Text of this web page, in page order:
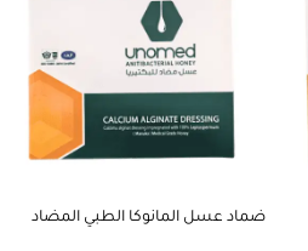
ضماد عسل المانوكا الطبي المضاد